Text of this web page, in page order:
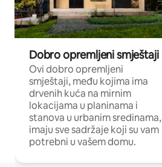
Dobro opremljeni smještaji
Ovi dobro opremljeni
smještaji, među kojima ima
drvenih kuća na mirnim
lokacijama u planinama i
stanova u urbanim sredinama,
imaju sve sadržaje koji su vam
potrebni u vašem domu.